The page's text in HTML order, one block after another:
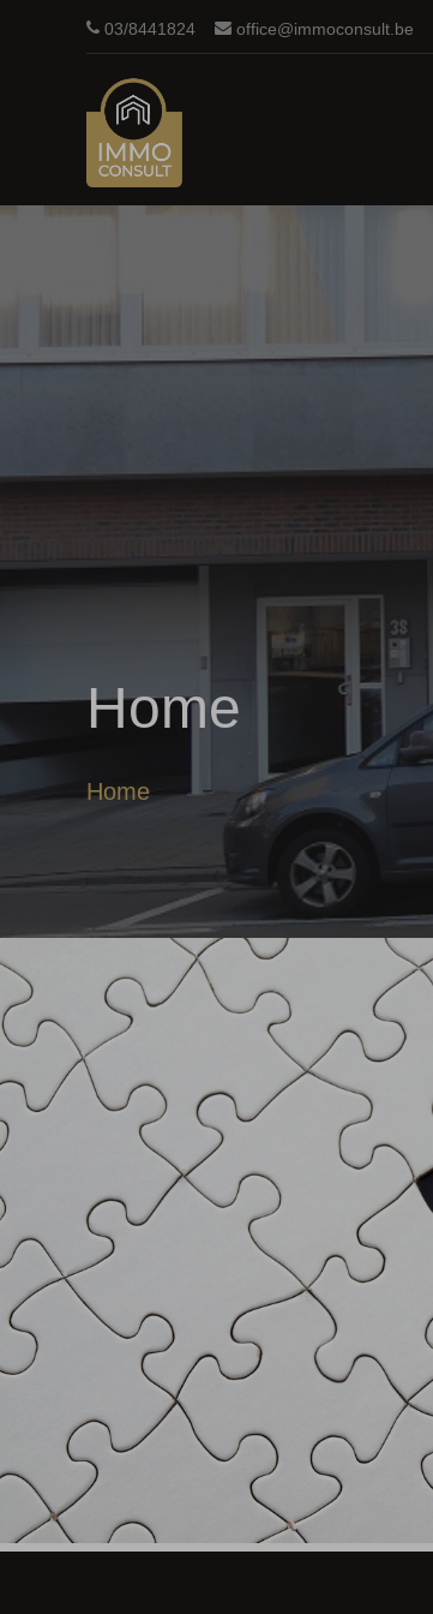
03/8441824 office@immoconsult.be
Home
Home